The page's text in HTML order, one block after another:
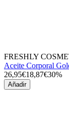
FRESHLY
Aceite Corporal
26,95€18,87€30%
Añadir